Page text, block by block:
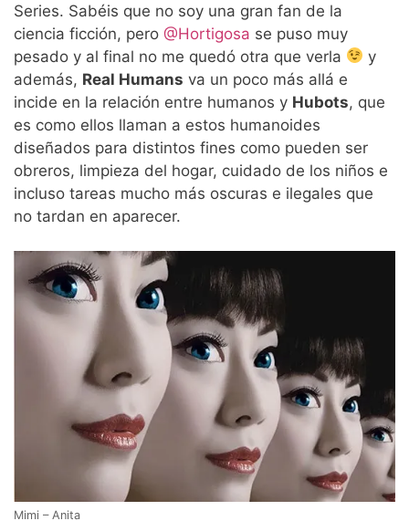
Series. Sabéis que no soy una gran fan de la
ciencia ficción, pero @Hortigosa se puso muy
pesado y al final no me quedó otra que verla
y
además, Real Humans va un poco más allá e
incide en la relación entre humanos y Hubots, que
es como ellos llaman a estos humanoides
diseñados para distintos fines como pueden ser
obreros, limpieza del hogar, cuidado de los niños e
incluso tareas mucho más oscuras e ilegales que
no tardan en aparecer.
Mimi – Anita